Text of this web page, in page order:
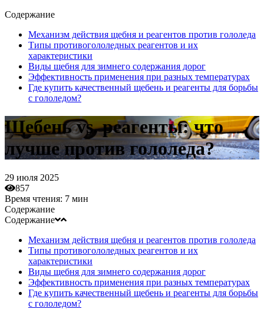
Содержание
Механизм действия щебня и реагентов против гололеда
Типы противогололедных реагентов и их
характеристики
Виды щебня для зимнего содержания дорог
Эффективность применения при разных температурах
Где купить качественный щебень и реагенты для борьбы
с гололедом?
Щебень vs. реагенты: что
лучше против гололеда?
29 июля 2025
857
Время чтения: 7 мин
Содержание
Содержание
Механизм действия щебня и реагентов против гололеда
Типы противогололедных реагентов и их
характеристики
Виды щебня для зимнего содержания дорог
Эффективность применения при разных температурах
Где купить качественный щебень и реагенты для борьбы
с гололедом?